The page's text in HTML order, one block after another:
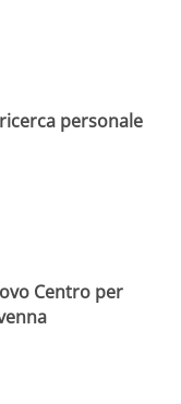
personale
Centro per